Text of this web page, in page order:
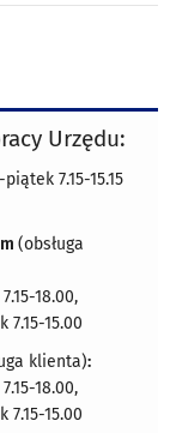
Urzędu:
7.15-15.15
(obsługa
18.00,
15.00
klienta):
18.00,
15.00